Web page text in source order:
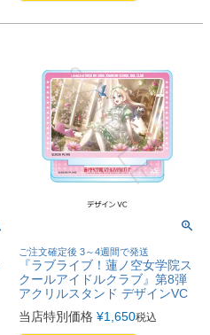
ご注文確定後 3～4週間で発送
『ラブライブ！蓮ノ空女学院ス
クールアイドルクラブ』第8弾
アクリルスタンド デザインVC
当店特別価格 ¥1,650税込